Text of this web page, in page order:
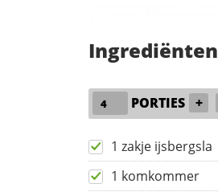
Ingrediënten
PORTIES +
1 zakje ijsbergsla
1 komkommer